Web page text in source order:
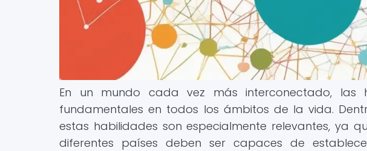
En un mundo cada vez más interconectado, las
fundamentales en todos los ámbitos de la vida.
estas habilidades son especialmente relevantes, ya
diferentes países deben ser capaces de